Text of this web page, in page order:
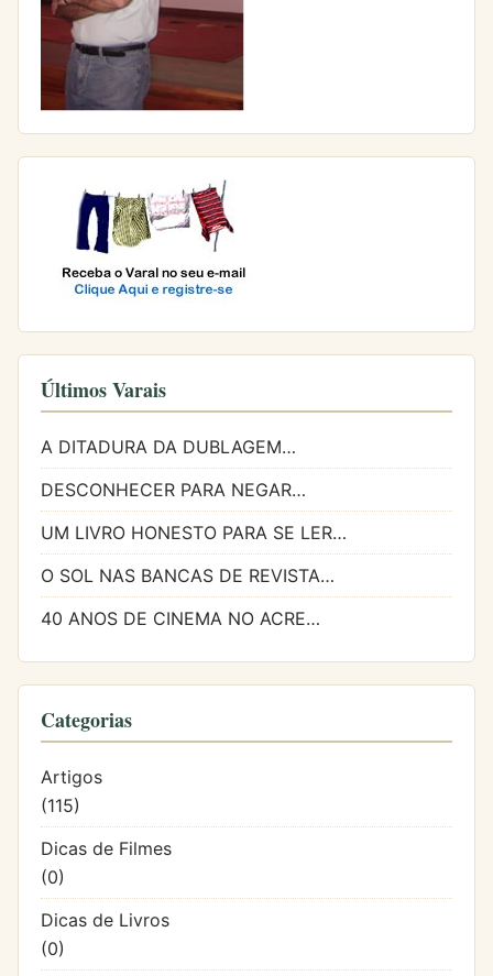
Últimos Varais
A DITADURA DA DUBLAGEM…
DESCONHECER PARA NEGAR…
UM LIVRO HONESTO PARA SE LER…
O SOL NAS BANCAS DE REVISTA…
40 ANOS DE CINEMA NO ACRE…
Categorias
Artigos
(115)
Dicas de Filmes
(0)
Dicas de Livros
(0)